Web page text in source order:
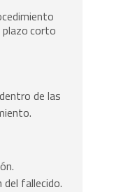
plazo corto
de las
fallecido.